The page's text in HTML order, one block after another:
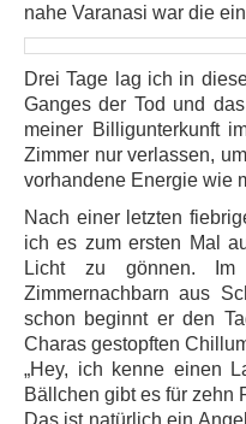
nahe Varanasi war die
Drei Tage lag ich in
Ganges der Tod und
meiner Billigunterkunft
Zimmer nur verlassen,
vorhandene Energie wie
Nach einer letzten
ich es zum ersten Mal
Licht zu gönnen. Im
Zimmernachbarn aus
schon beginnt er den
Charas gestopften
„Hey, ich kenne einen
Bällchen gibt es für zehn
Das ist natürlich ein